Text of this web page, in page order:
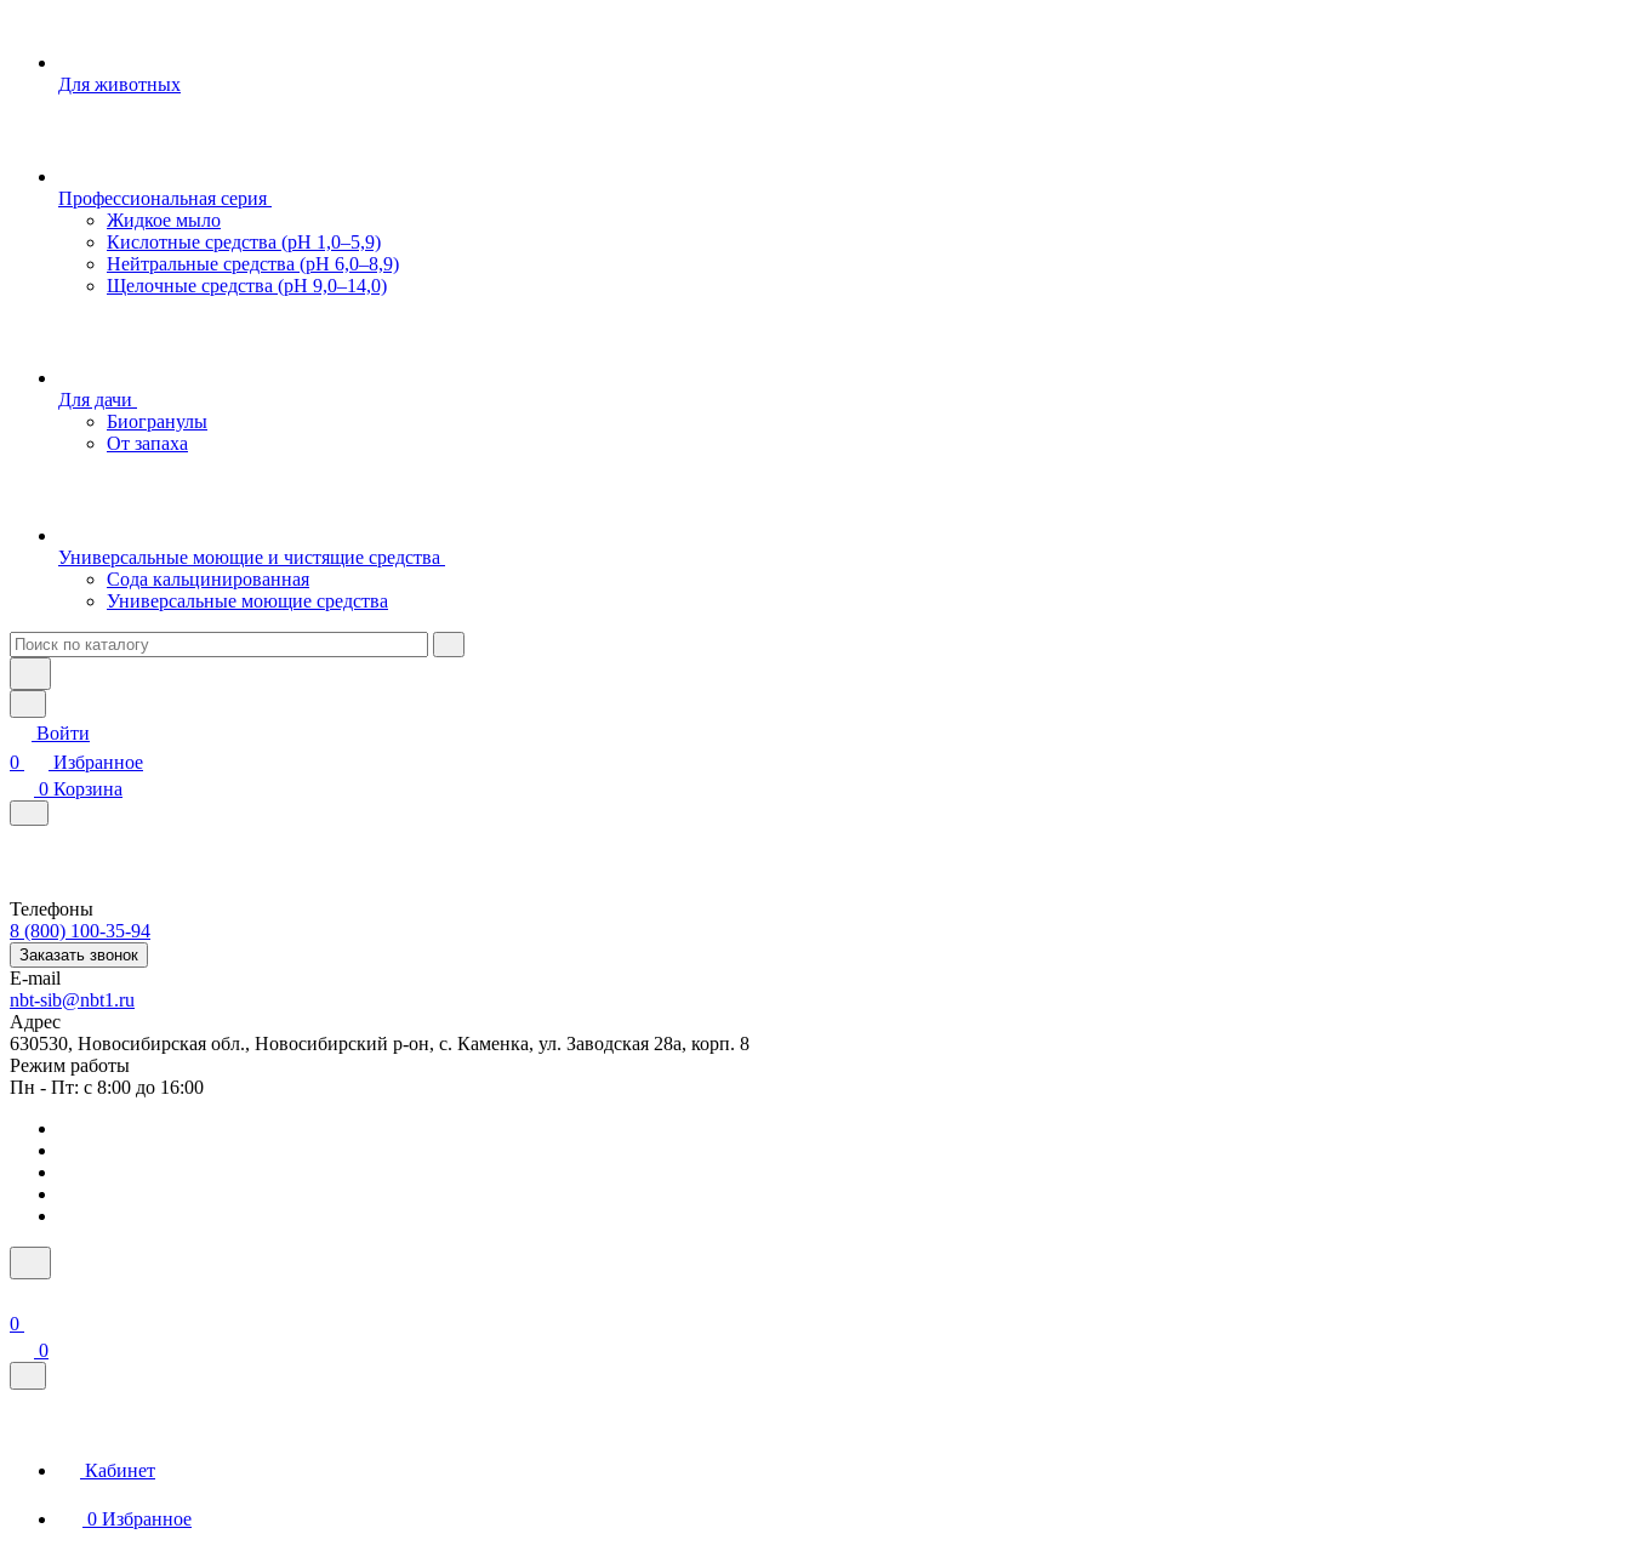
Для животных
Профессиональная серия
Жидкое мыло
Кислотные средства (pH 1,0–5,9)
Нейтральные средства (pH 6,0–8,9)
Щелочные средства (pH 9,0–14,0)
Для дачи
Биогранулы
От запаха
Универсальные моющие и чистящие средства
Сода кальцинированная
Универсальные моющие средства
Войти
0
Избранное
0 Корзина
Телефоны
8 (800) 100-35-94
Заказать звонок
E-mail
nbt-sib@nbt1.ru
Адрес
630530, Новосибирская обл., Новосибирский р-он, с. Каменка, ул. Заводская 28а, корп. 8
Режим работы
Пн - Пт: с 8:00 до 16:00
0
0
Кабинет
0 Избранное